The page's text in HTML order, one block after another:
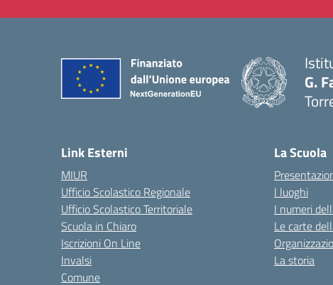
G.
Link Esterni
MIUR
Ufficio Scolastico Regionale
Ufficio Scolastico Territoriale
Scuola in Chiaro
Iscrizioni On Line
Invalsi
Comune
La Scuola
I luoghi
I numeri
Le carte
La storia